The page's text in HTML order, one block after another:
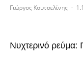
Γιώργος Κουτσελίνης ·
Νυχτερινό ρεύμα: